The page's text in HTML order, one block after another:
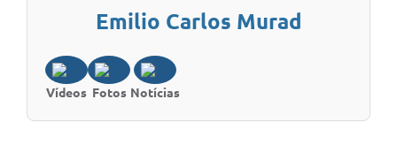
Emilio Carlos Murad
Vídeos Fotos Notícias